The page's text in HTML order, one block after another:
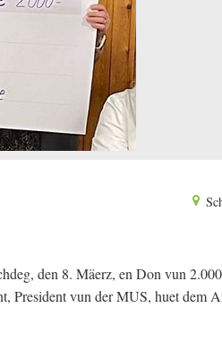
den 8. Mäerz, en Don vun
President vun der MUS, huet dem